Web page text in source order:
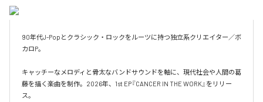
90年代J-Popとクラシック・ロックをルーツに持つ独立系クリエイター／ボ
カロP。
キャッチーなメロディと骨太なバンドサウンドを軸に、現代社会や人間の葛
藤を描く楽曲を制作。2026年、1st EP『CANCER IN THE WORK』をリリー
ス。